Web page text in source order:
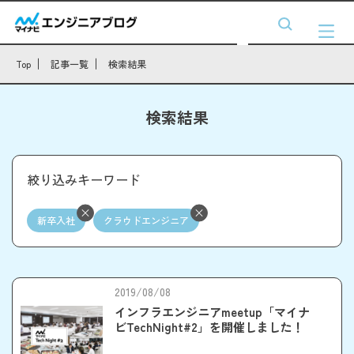
Top 記事一覧 検索結果
検索結果
絞り込みキーワード
新卒入社 クラウドエンジニア
2019/08/08
インフラエンジニアmeetup「マイナ
ビTechNight#2」を開催しました！